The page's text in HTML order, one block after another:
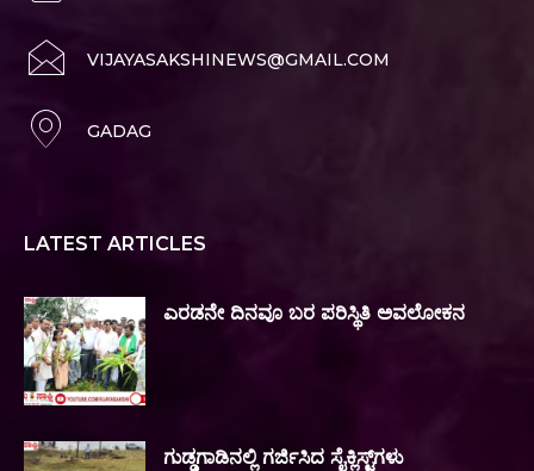
VIJAYASAKSHINEWS@GMAIL.COM
GADAG
LATEST ARTICLES
ಎರಡನೇ ದಿನವೂ ಬರ ಪರಿಸ್ಥಿತಿ ಅವಲೋಕನ
ಗುಡ್ಡಗಾಡಿನಲ್ಲಿ ಗರ್ಜಿಸಿದ ಸೈಕ್ಲಿಸ್ಟ್‌ಗಳು